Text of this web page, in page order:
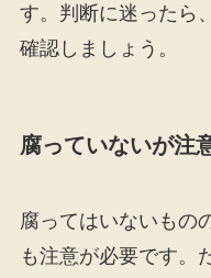
す。判断に迷ったら
確認しましょう。
腐っていないが注
腐ってはいないもの
も注意が必要です。